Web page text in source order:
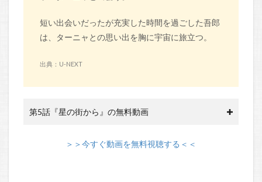
短い出会いだったが充実した時間を過ごした吾郎
は、ターニャとの思い出を胸に宇宙に旅立つ。
出典：U-NEXT
第5話『星の街から』の無料動画
＞＞今すぐ動画を無料視聴する＜＜